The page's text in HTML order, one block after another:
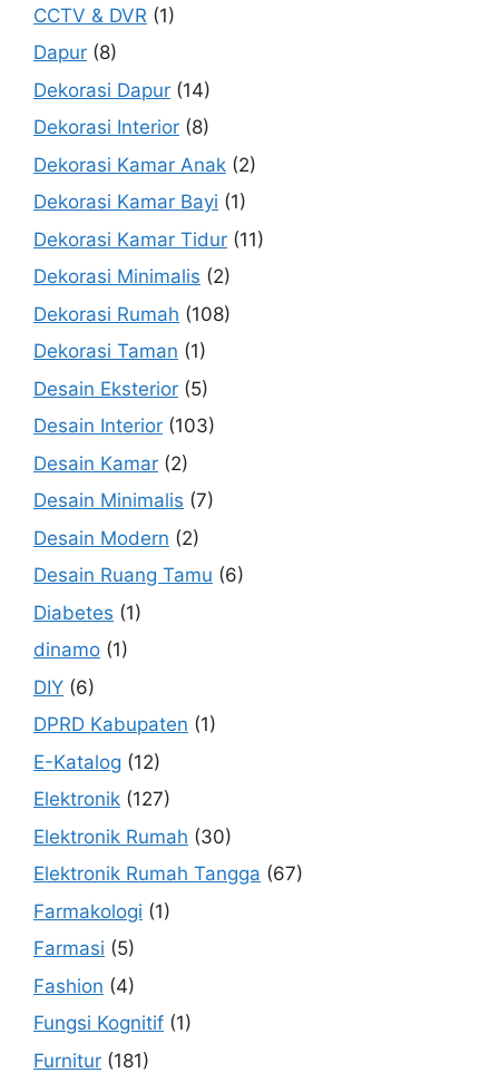
CCTV & DVR (1)
Dapur (8)
Dekorasi Dapur (14)
Dekorasi Interior (8)
Dekorasi Kamar Anak (2)
Dekorasi Kamar Bayi (1)
Dekorasi Kamar Tidur (11)
Dekorasi Minimalis (2)
Dekorasi Rumah (108)
Dekorasi Taman (1)
Desain Eksterior (5)
Desain Interior (103)
Desain Kamar (2)
Desain Minimalis (7)
Desain Modern (2)
Desain Ruang Tamu (6)
Diabetes (1)
dinamo (1)
DIY (6)
DPRD Kabupaten (1)
E-Katalog (12)
Elektronik (127)
Elektronik Rumah (30)
Elektronik Rumah Tangga (67)
Farmakologi (1)
Farmasi (5)
Fashion (4)
Fungsi Kognitif (1)
Furnitur (181)